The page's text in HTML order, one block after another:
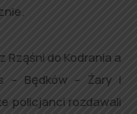
do Kodrania a
– Będków – Żary i
policjanci rozdawali